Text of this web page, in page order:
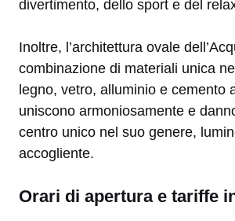
divertimento, dello sport e del
Inoltre, l’architettura ovale
combinazione di materiali unica
legno, vetro, alluminio e cemento
uniscono armoniosamente e
centro unico nel suo genere,
accogliente.
Orari di apertura e tariffe